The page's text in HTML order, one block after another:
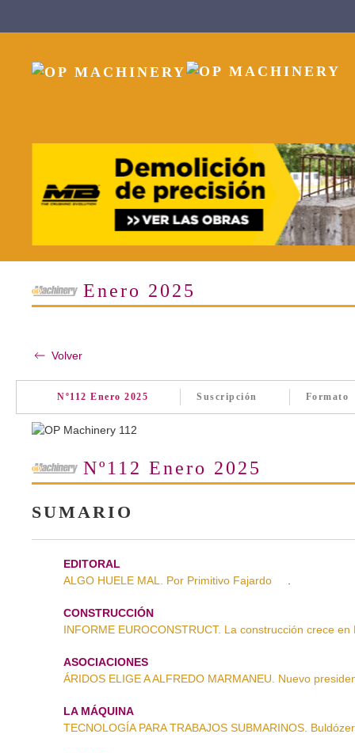
Enero 2025
Volver
Nº112 Enero 2025 Suscripción Formato
Nº112 Enero 2025
SUMARIO
EDITORAL
ALGO HUELE MAL. Por Primitivo Fajardo
.
CONSTRUCCIÓN
INFORME EUROCONSTRUCT. La construcción crece en
ASOCIACIONES
ÁRIDOS ELIGE A ALFREDO MARMANEU. Nuevo
LA MÁQUINA
TECNOLOGÍA PARA TRABAJOS SUBMARINOS.